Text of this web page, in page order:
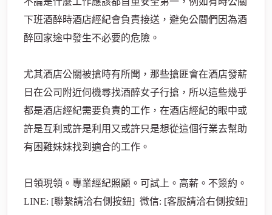
下班酒醉時酒店經紀會負責接送，避免公關們因為酒
醉回家途中發生不必要的危險。
尤其酒店公關被搶時有所聞，那些搶匪會在酒店發薪
日在公司附近伺機尋找酒醉女子行搶，所以這些幾乎
都是酒店經紀需要負責的工作，在酒店經紀的眼中或
許是互利或許是利用又或許只是想從這個行業去幫助
有困難妹妹找到適合的工作。
日領現領。專業經紀照顧。可試上。高薪。不簽約。
LINE: [聯繫請洽右側按鈕] 微信: [客服請洽右側按鈕]